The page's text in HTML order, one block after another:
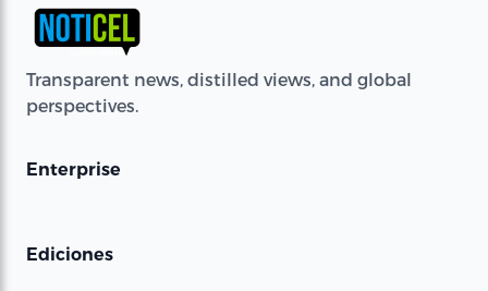
Transparent news, distilled views, and global
perspectives.
Enterprise
Ediciones